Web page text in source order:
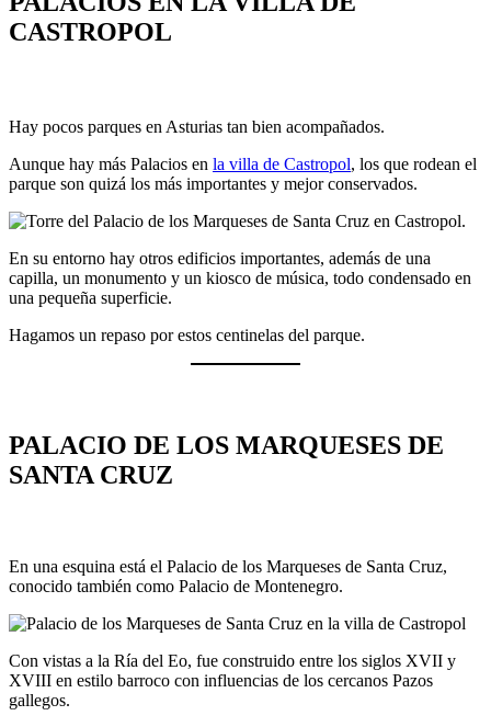
CASTROPOL
Hay pocos parques en Asturias tan bien acompañados.
Aunque hay más Palacios en la villa de Castropol, los que rodean el
parque son quizá los más importantes y mejor conservados.
En su entorno hay otros edificios importantes, además de una
capilla, un monumento y un kiosco de música, todo condensado en
una pequeña superficie.
Hagamos un repaso por estos centinelas del parque.
PALACIO DE LOS MARQUESES DE
SANTA CRUZ
En una esquina está el Palacio de los Marqueses de Santa Cruz,
conocido también como Palacio de Montenegro.
Con vistas a la Ría del Eo, fue construido entre los siglos XVII y
XVIII en estilo barroco con influencias de los cercanos Pazos
gallegos.